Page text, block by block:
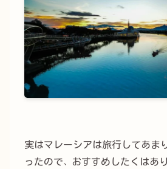
実はマレーシアは旅行してあま
ったので、おすすめしたくはあ